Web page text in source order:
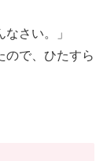
さい。」
ので、ひたすら